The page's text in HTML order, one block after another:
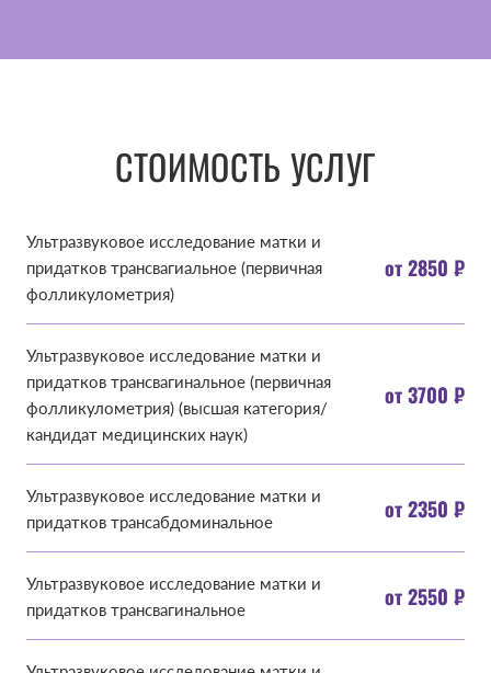
СТОИМОСТЬ УСЛУГ
Ультразвуковое исследование матки и
придатков трансвагиальное (первичная
фолликулометрия)
от 2850 ₽
Ультразвуковое исследование матки и
придатков трансвагинальное (первичная
фолликулометрия) (высшая категория/
кандидат медицинских наук)
от 3700 ₽
Ультразвуковое исследование матки и
придатков трансабдоминальное
от 2350 ₽
Ультразвуковое исследование матки и
придатков трансвагинальное
от 2550 ₽